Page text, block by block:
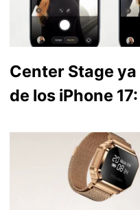
Center Stage
de los iPhone